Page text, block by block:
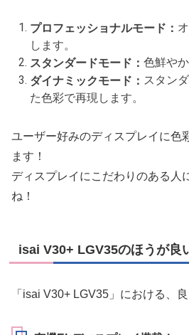
プロフェッショナルモード：
します。
スタンダードモード： 色鮮や
ダイナミックモード： スタン
た色彩で再現します。
ユーザー好みのディスプレイに色
ます！
ディスプレイにこだわりのある人
ね！
isai V30+ LGV35のほうが良
「isai V30+ LGV35」における、